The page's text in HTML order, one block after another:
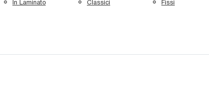
In Laminato Classici Fissi